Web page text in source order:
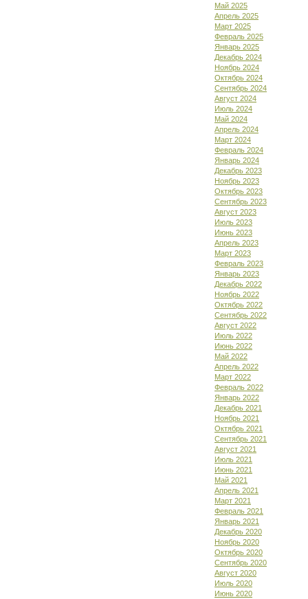
Май 2025
Апрель 2025
Март 2025
Февраль 2025
Январь 2025
Декабрь 2024
Ноябрь 2024
Октябрь 2024
Сентябрь 2024
Август 2024
Июль 2024
Май 2024
Апрель 2024
Март 2024
Февраль 2024
Январь 2024
Декабрь 2023
Ноябрь 2023
Октябрь 2023
Сентябрь 2023
Август 2023
Июль 2023
Июнь 2023
Апрель 2023
Март 2023
Февраль 2023
Январь 2023
Декабрь 2022
Ноябрь 2022
Октябрь 2022
Сентябрь 2022
Август 2022
Июль 2022
Июнь 2022
Май 2022
Апрель 2022
Март 2022
Февраль 2022
Январь 2022
Декабрь 2021
Ноябрь 2021
Октябрь 2021
Сентябрь 2021
Август 2021
Июль 2021
Июнь 2021
Май 2021
Апрель 2021
Март 2021
Февраль 2021
Январь 2021
Декабрь 2020
Ноябрь 2020
Октябрь 2020
Сентябрь 2020
Август 2020
Июль 2020
Июнь 2020